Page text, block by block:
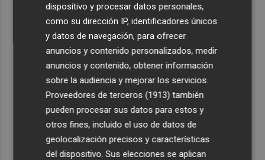
Siete helicópteros, un avión y las brigadas se movilizan
en Moratalla por un incendio forestal
Jorge Martín suma su tercera victoria 'sprint' del año y
es más líder
España amplía a siete aeropuertos, entre ellos Alicante-
Elche y Manises, los controles aleatorios a viajeros de
La Biblioteca Valenciana conmemora el 750 aniversario
del legado de Jaume I
dispositivo y procesar datos personales,
como su dirección IP, identificadores únicos
y datos de navegación, para ofrecer
anuncios y contenido personalizados, medir
anuncios y contenido, obtener información
sobre la audiencia y mejorar los servicios.
Proveedores de terceros (1913) también
pueden procesar sus datos para estos y
otros fines, incluido el uso de datos de
geolocalización precisos y características
del dispositivo. Sus elecciones se aplican